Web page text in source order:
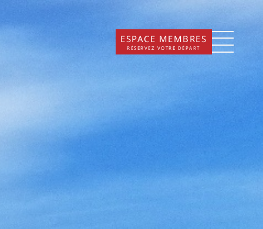
ESPACE MEMBRES
RÉSERVEZ VOTRE DÉPART